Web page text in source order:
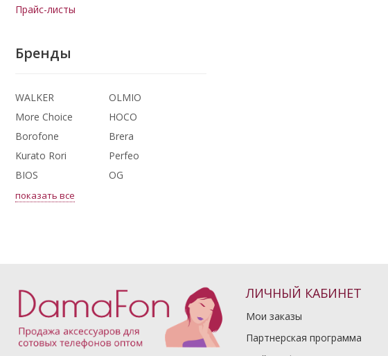
Прайс-листы
Бренды
WALKER
OLMIO
More Choice
HOCO
Borofone
Brera
Kurato Rori
Perfeo
BIOS
OG
показать все
ЛИЧНЫЙ КАБИНЕТ
Мои заказы
Партнерская программа